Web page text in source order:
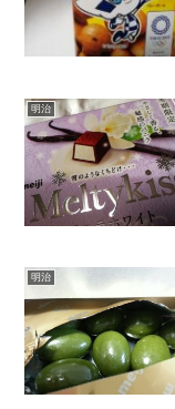
明治
明治